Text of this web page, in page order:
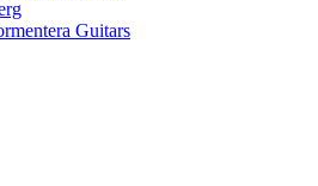
Guitars